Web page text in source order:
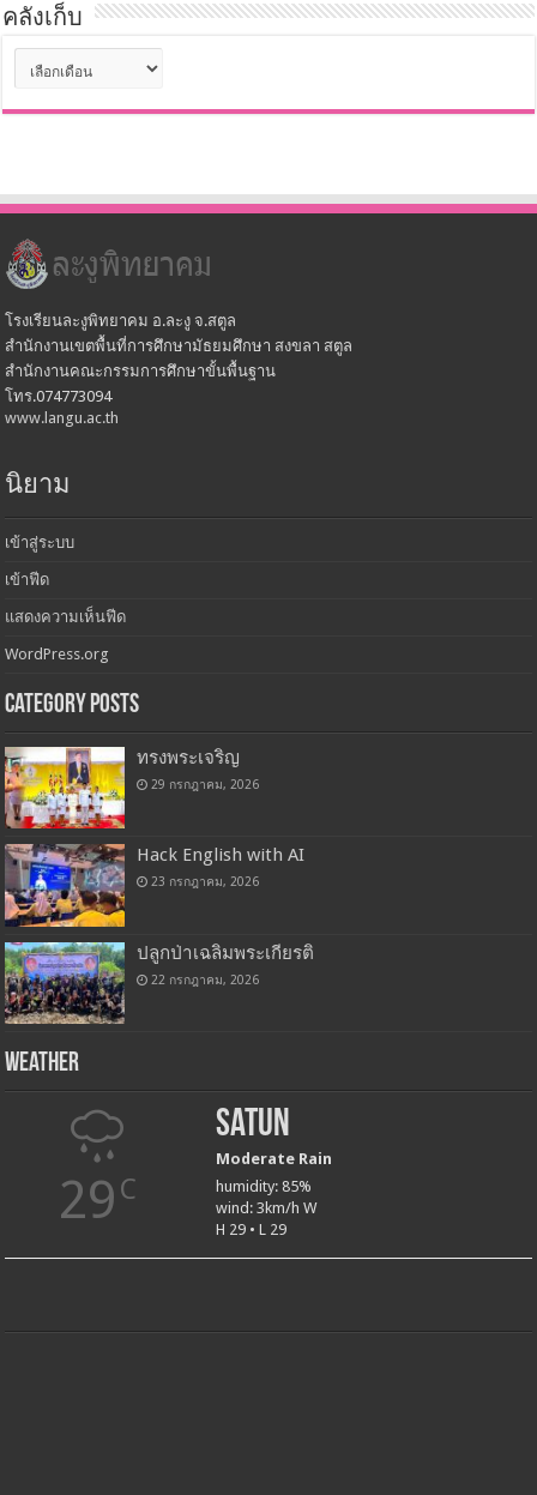
คลังเก็บ
คลัง
เก็บ
โรงเรียนละงูพิทยาคม อ.ละงู จ.สตูล
สำนักงานเขตพื้นที่การศึกษามัธยมศึกษา สงขลา สตูล
สำนักงานคณะกรรมการศึกษาขั้นพื้นฐาน
โทร.074773094
www.langu.ac.th
นิยาม
เข้าสู่ระบบ
เข้าฟีด
แสดงความเห็นฟีด
WordPress.org
Category Posts
ทรงพระเจริญ
29 กรกฎาคม, 2026
Hack English with AI
23 กรกฎาคม, 2026
ปลูกป่าเฉลิมพระเกียรติ
22 กรกฎาคม, 2026
Weather
29 C
Satun
Moderate Rain
humidity: 85%
wind: 3km/h W
H 29 • L 29